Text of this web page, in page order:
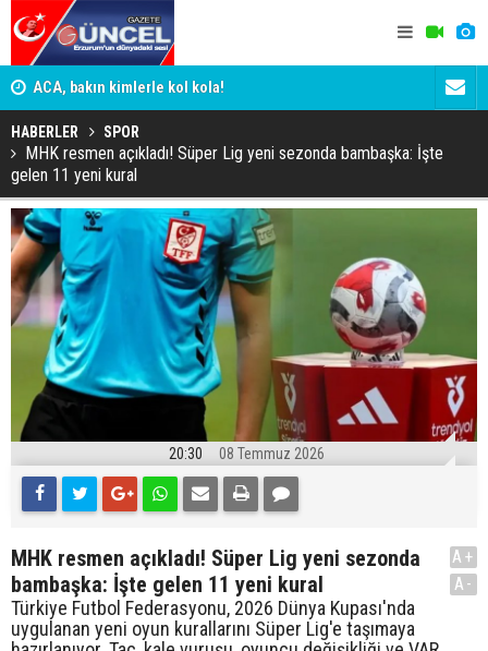
ACA, bakın kimlerle kol kola!
HABERLER SPOR
MHK resmen açıkladı! Süper Lig yeni sezonda bambaşka: İşte
gelen 11 yeni kural
20:30 08 Temmuz 2026
MHK resmen açıkladı! Süper Lig yeni sezonda
bambaşka: İşte gelen 11 yeni kural
Türkiye Futbol Federasyonu, 2026 Dünya Kupası'nda
uygulanan yeni oyun kurallarını Süper Lig'e taşımaya
A+
A-